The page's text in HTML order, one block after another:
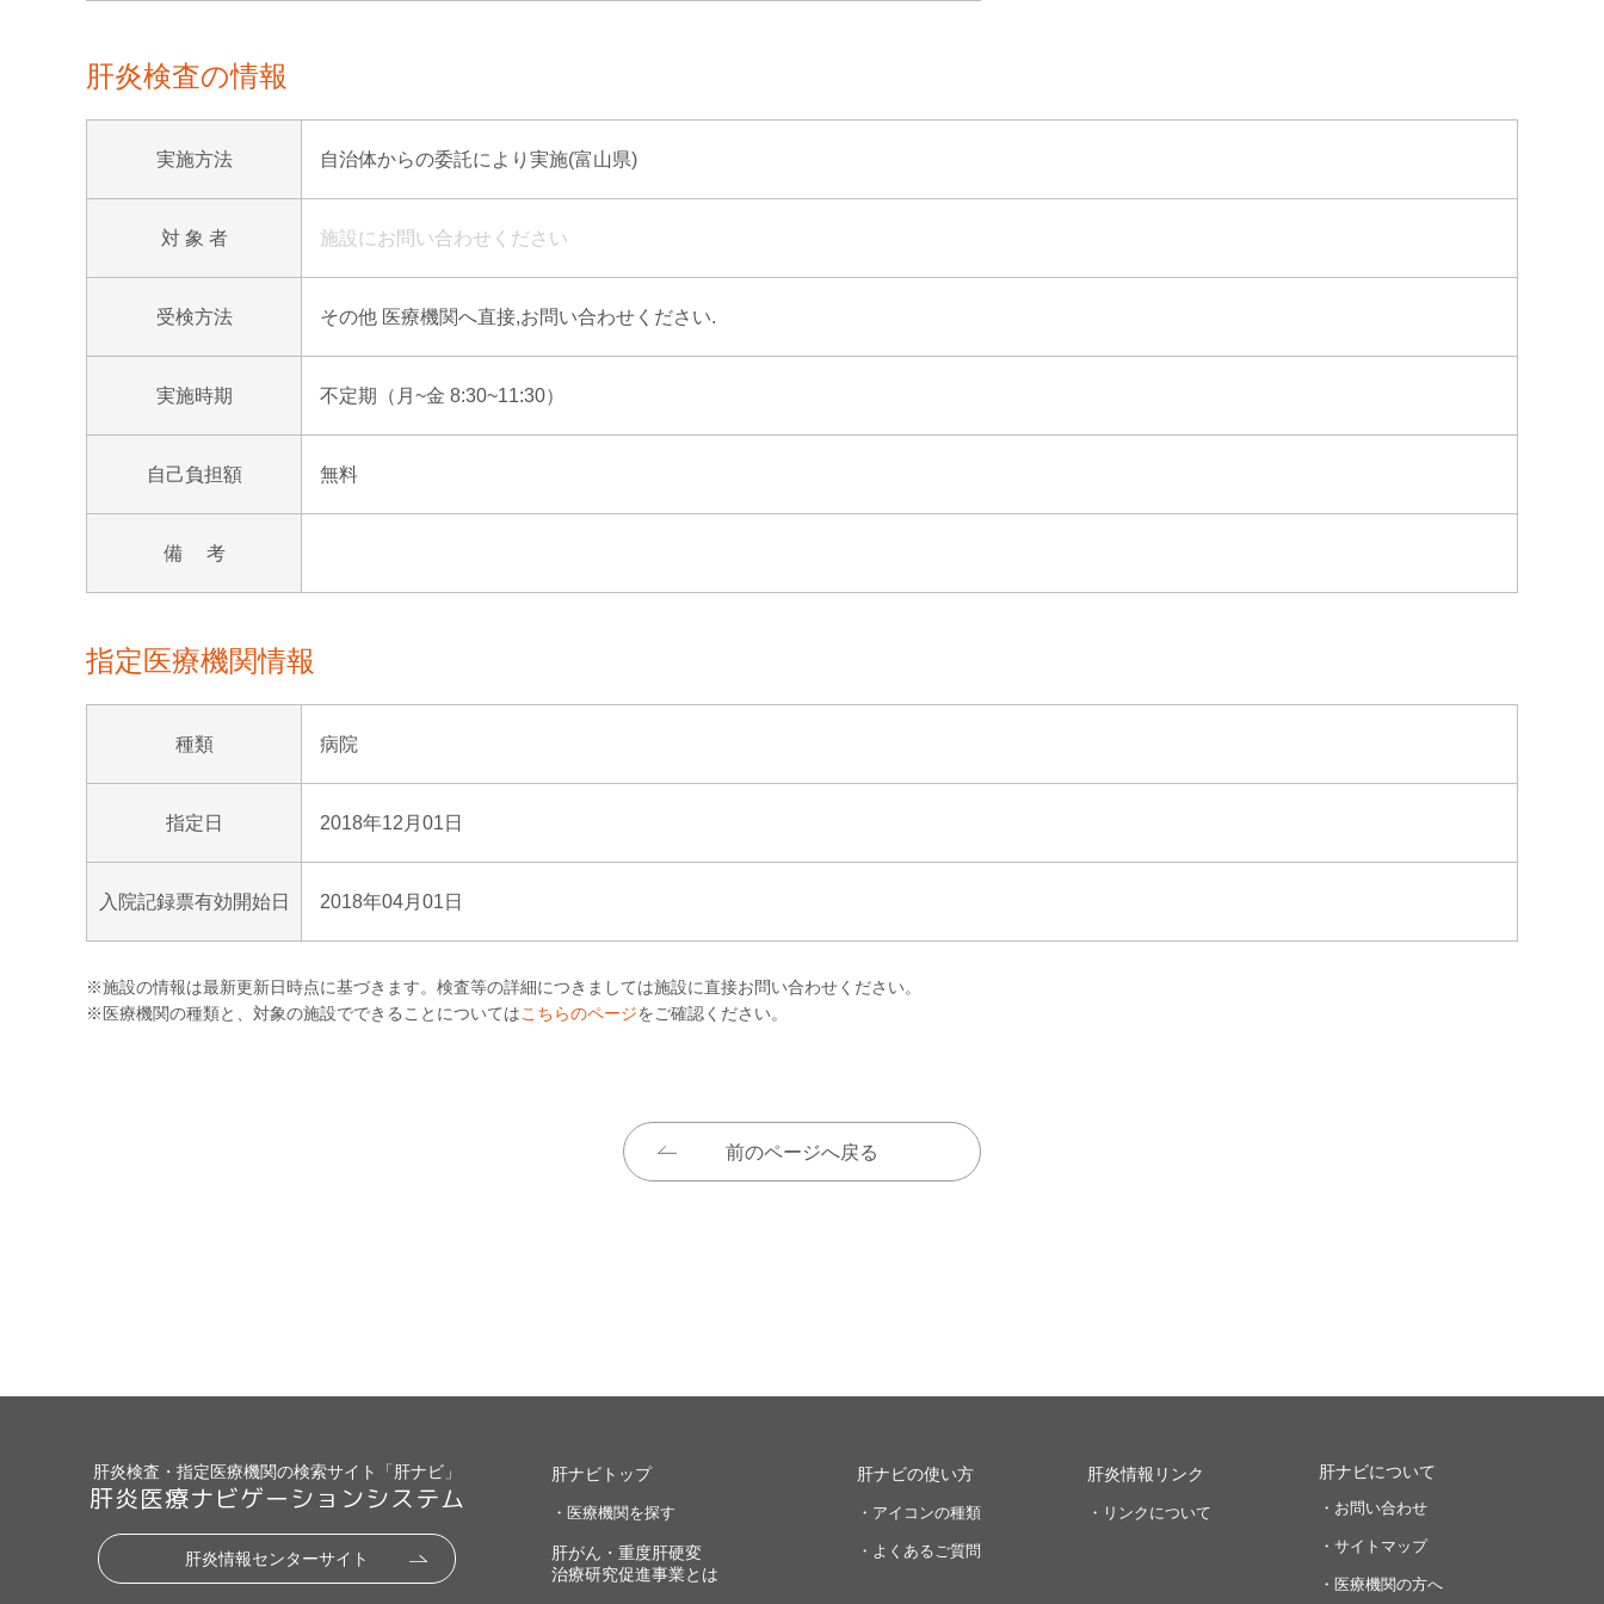
肝炎検査の情報
実施方法 自治体からの委託により実施(富山県)
対 象 者 施設にお問い合わせください
受検方法 その他 医療機関へ直接,お問い合わせください.
実施時期 不定期（月~金 8:30~11:30）
自己負担額 無料
備 考
指定医療機関情報
種類 病院
指定日 2018年12月01日
入院記録票有効開始日 2018年04月01日
※施設の情報は最新更新日時点に基づきます。検査等の詳細につきましては施設に直接お問い合わせください。
※医療機関の種類と、対象の施設でできることについてはこちらのページをご確認ください。
前のページへ戻る
肝炎検査・指定医療機関の検索サイト「肝ナビ」
肝炎医療ナビゲーションシステム
肝炎情報センターサイト
肝ナビトップ
・医療機関を探す
肝がん・重度肝硬変
治療研究促進事業とは
肝ナビの使い方
・アイコンの種類
・よくあるご質問
肝炎情報リンク
・リンクについて
肝ナビについて
・お問い合わせ
・サイトマップ
・医療機関の方へ